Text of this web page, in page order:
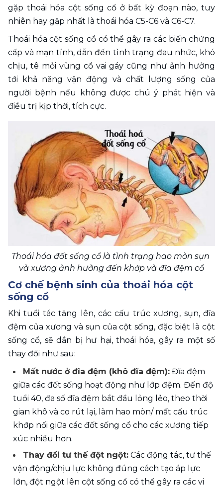
gặp thoái hóa cột sống cổ ở bất kỳ đoạn nào, tuy
nhiên hay gặp nhất là thoái hóa C5-C6 và C6-C7.
Thoái hóa cột sống cổ có thể gây ra các biến chứng
cấp và mạn tính, dẫn đến tình trạng đau nhức, khó
chịu, tê mỏi vùng cổ vai gáy cũng như ảnh hưởng
tới khả năng vận động và chất lượng sống của
người bệnh nếu không được chú ý phát hiện và
điều trị kịp thời, tích cực.
Thoái hóa đốt sống cổ là tình trạng hao mòn sụn
và xương ảnh hưởng đến khớp và đĩa đệm cổ
Cơ chế bệnh sinh của thoái hóa cột
sống cổ
Khi tuổi tác tăng lên, các cấu trúc xương, sụn, đĩa
đệm của xương và sụn của cột sống, đặc biệt là cột
sống cổ, sẽ dần bị hư hại, thoái hóa, gây ra một số
thay đổi như sau:
Mất nước ở đĩa đệm (khô đĩa đệm): Đĩa đệm
giữa các đốt sống hoạt động như lớp đệm. Đến độ
tuổi 40, đa số đĩa đệm bắt đầu lỏng lẻo, theo thời
gian khô và co rút lại, làm hao mòn/ mất cấu trúc
khớp nối giữa các đốt sống cổ cho các xương tiếp
xúc nhiều hơn.
Thay đổi tư thế đột ngột: Các động tác, tư thế
vận động/chịu lực không đúng cách tạo áp lực
lớn, đột ngột lên cột sống cổ có thể gây ra các vi